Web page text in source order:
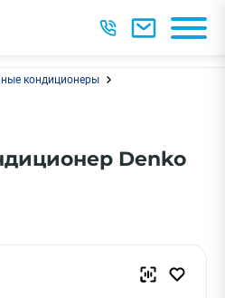
кондиционеры
Denko